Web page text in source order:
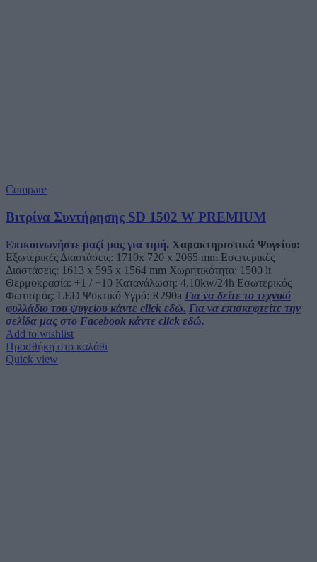
Compare
Βιτρίνα Συντήρησης SD 1502 W PREMIUM
Επικοινωνήστε μαζί μας για τιμή. Χαρακτηριστικά Ψυγείου:
Εξωτερικές Διαστάσεις: 1710x 720 x 2065 mm Εσωτερικές
Διαστάσεις: 1613 x 595 x 1564 mm Χωρητικότητα: 1500 lt
Θερμοκρασία: +1 / +10 Κατανάλωση: 4,10kw/24h Εσωτερικός
Φωτισμός: LED Ψυκτικό Υγρό: R290a Για να δείτε το τεχνικό
φυλλάδιο του ψυγείου κάντε click εδώ. Για να επισκεφτείτε την
σελίδα μας στο Facebook κάντε click εδώ.
Add to wishlist
Προσθήκη στο καλάθι
Quick view